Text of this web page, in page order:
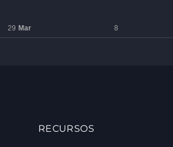
RECURSOS